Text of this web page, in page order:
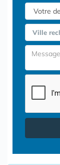
Ville